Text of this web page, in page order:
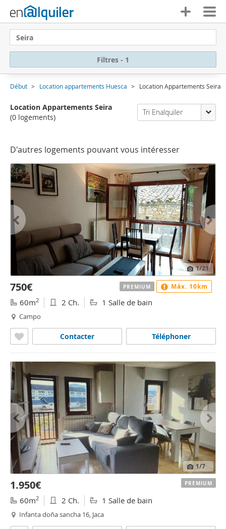
Seira
Filtres - 1
Début Location appartements Huesca Location Appartements Seira
Location Appartements Seira
(0 logements)
Tri Enalquiler
D'autres logements pouvant vous intéresser
1/21
750€
60m2 2 Ch. 1 Salle de bain
Campo
Téléphoner
Contacter
PREMIUM Máx. 10km
1/7
1.950€
60m2 2 Ch. 1 Salle de bain
Infanta doña sancha 16, Jaca
PREMIUM